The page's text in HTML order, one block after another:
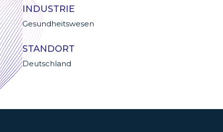
INDUSTRIE
Gesundheitswesen
STANDORT
Deutschland